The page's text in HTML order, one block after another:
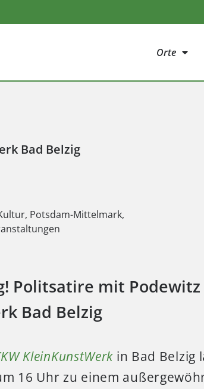
Orte
Bad Belzig
, Potsdam-Mittelmark,
Politsatire mit Podewitz
Bad Belzig
KleinKunstWerk in Bad Belzig
16 Uhr zu einem